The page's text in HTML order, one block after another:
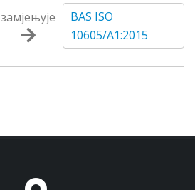
замјењује
BAS ISO
10605/A1:2015